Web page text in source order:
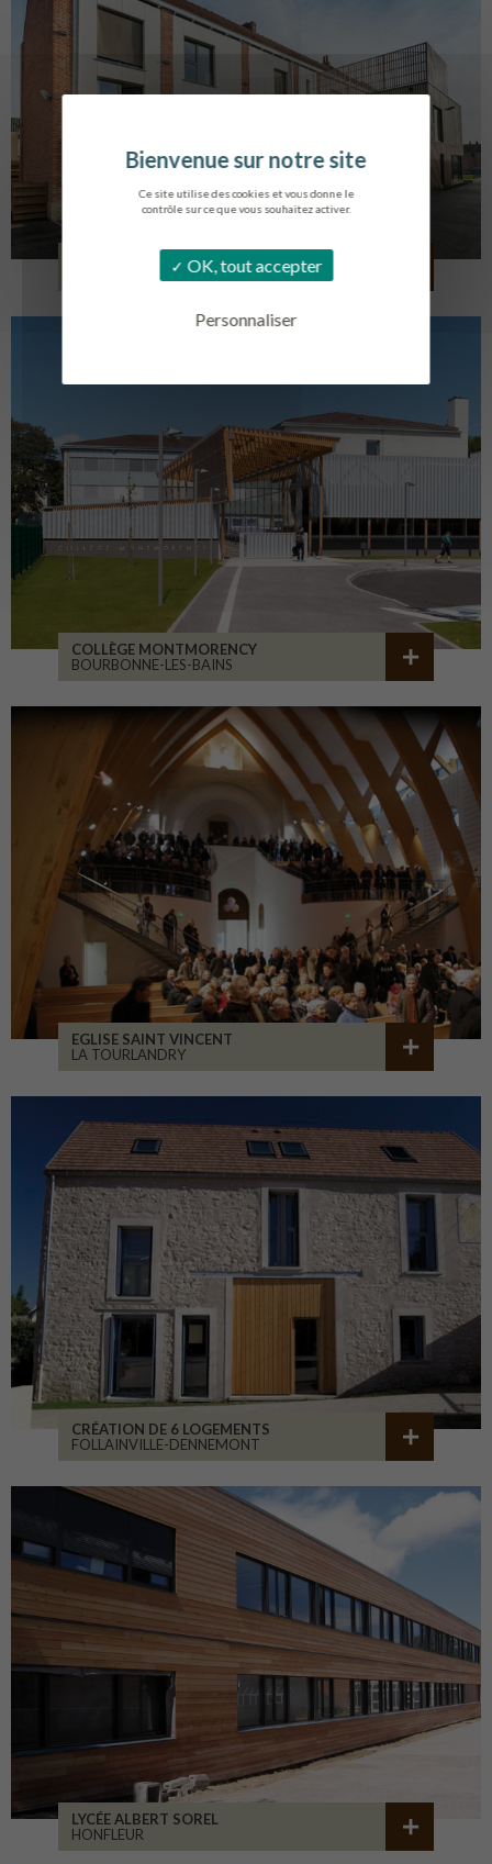
Ce site utilise des cookies et vous donne le
contrôle sur ce que vous souhaitez activer.
OK, tout accepter
Personnaliser
LOG. JEUNES TRAVAILLEURS
COLLÈGE MONTMORENCY
BOURBONNE-LES-BAINS
EGLISE SAINT VINCENT
LA TOURLANDRY
CRÉATION DE 6 LOGEMENTS
FOLLAINVILLE-DENNEMONT
LYCÉE ALBERT SOREL
HONFLEUR